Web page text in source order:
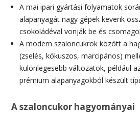
A mai ipari gyártási folyamatok
alapanyagát nagy gépek keverik
csokoládéval vonják be és
A modern szaloncukrok között a
(zselés, kókuszos, marcipános)
különlegesebb változatok, például
prémium alapanyagokból készült
A szaloncukor hagyományai